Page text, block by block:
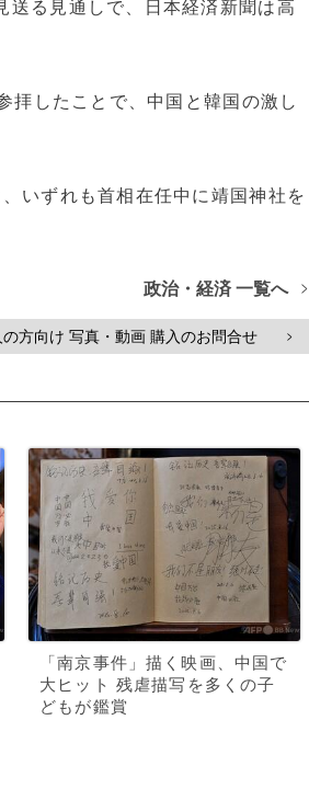
送る見通しで、日本経済新聞は高
拝したことで、中国と韓国の激し
いずれも首相在任中に靖国神社を
政治・経済 一覧へ >
方向け 写真・動画 購入のお問合せ >
「南京事件」描く映画、中国で
大ヒット 残虐描写を多くの子
どもが鑑賞